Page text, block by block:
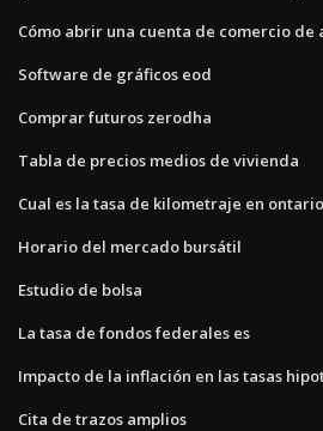
Cómo abrir una cuenta de comercio de
Software de gráficos eod
Comprar futuros zerodha
Tabla de precios medios de vivienda
Cual es la tasa de kilometraje en ontario
Horario del mercado bursátil
Estudio de bolsa
La tasa de fondos federales es
Impacto de la inflación en las tasas
Cita de trazos amplios